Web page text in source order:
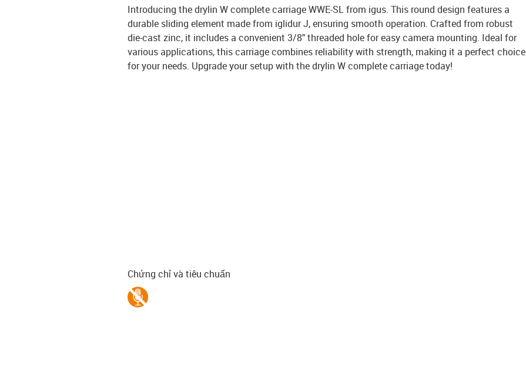
Introducing the drylin W complete carriage WWE-SL from igus. This round design features a
durable sliding element made from iglidur J, ensuring smooth operation. Crafted from robust
die-cast zinc, it includes a convenient 3/8" threaded hole for easy camera mounting. Ideal for
various applications, this carriage combines reliability with strength, making it a perfect choice
for your needs. Upgrade your setup with the drylin W complete carriage today!
Chứng chỉ và tiêu chuẩn